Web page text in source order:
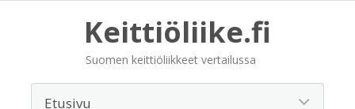
Keittiöliike.fi
Suomen keittiöliikkeet vertailussa